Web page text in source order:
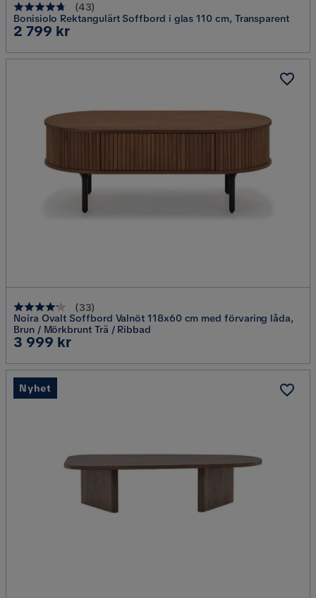
(43)
Bonisiolo Rektangulärt Soffbord i glas 110 cm, Transparent
Pris
2 799 kr
(33)
Noira Ovalt Soffbord Valnöt 118x60 cm med förvaring låda,
Brun / Mörkbrunt Trä / Ribbad
Pris
3 999 kr
Nyhet